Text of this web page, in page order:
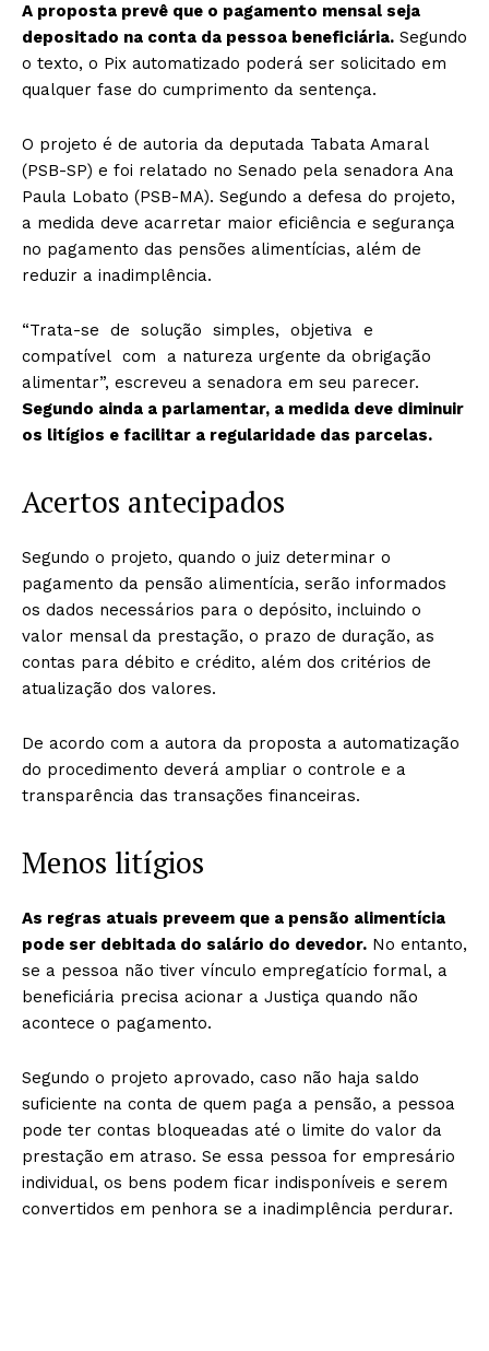
A proposta prevê que o pagamento mensal seja
depositado na conta da pessoa beneficiária. Segundo
o texto, o Pix automatizado poderá ser solicitado em
qualquer fase do cumprimento da sentença.
O projeto é de autoria da deputada Tabata Amaral
(PSB-SP) e foi relatado no Senado pela senadora Ana
Paula Lobato (PSB-MA). Segundo a defesa do projeto,
a medida deve acarretar maior eficiência e segurança
no pagamento das pensões alimentícias, além de
reduzir a inadimplência.
“Trata-se de solução simples, objetiva e
compatível com a natureza urgente da obrigação
alimentar”, escreveu a senadora em seu parecer.
Segundo ainda a parlamentar, a medida deve diminuir
os litígios e facilitar a regularidade das parcelas.
Acertos antecipados
Segundo o projeto, quando o juiz determinar o
pagamento da pensão alimentícia, serão informados
os dados necessários para o depósito, incluindo o
valor mensal da prestação, o prazo de duração, as
contas para débito e crédito, além dos critérios de
atualização dos valores.
De acordo com a autora da proposta a automatização
do procedimento deverá ampliar o controle e a
transparência das transações financeiras.
Menos litígios
As regras atuais preveem que a pensão alimentícia
pode ser debitada do salário do devedor. No entanto,
se a pessoa não tiver vínculo empregatício formal, a
beneficiária precisa acionar a Justiça quando não
acontece o pagamento.
Segundo o projeto aprovado, caso não haja saldo
suficiente na conta de quem paga a pensão, a pessoa
pode ter contas bloqueadas até o limite do valor da
prestação em atraso. Se essa pessoa for empresário
individual, os bens podem ficar indisponíveis e serem
convertidos em penhora se a inadimplência perdurar.